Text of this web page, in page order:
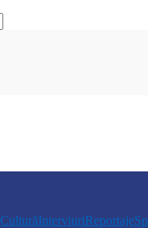
CulturăInterviuriReportaje